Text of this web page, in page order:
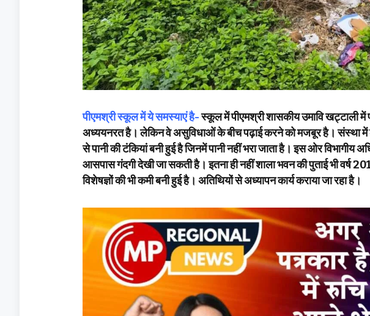
पीएमश्री स्कूल में ये समस्याएं है-स्कूल में पीएमश्री शासकीय उमावि खट्टाली
अध्ययनरत है। लेकिन वे असुविधाओं के बीच पढ़ाई करने को मजबूर है। संस्था में
से पानी की टंकियां बनी हुई है जिनमें पानी नहीं भरा जाता है। इस ओर विभागीय
आसपास गंदगी देखी जा सकती है। इतना ही नहीं शाला भवन की पुताई भी वर्ष
विशेषज्ञों की भी कमी बनी हुई है। अतिथियों से अध्यापन कार्य कराया जा रहा है।